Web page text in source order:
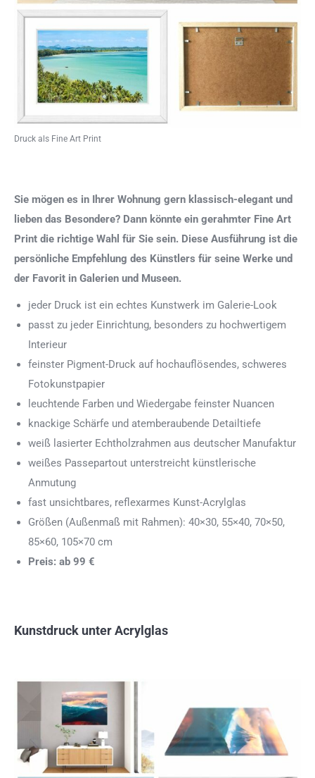
Druck als Fine Art Print
Sie mögen es in Ihrer Wohnung gern klassisch-elegant und
lieben das Besondere? Dann könnte ein gerahmter Fine Art
Print die richtige Wahl für Sie sein. Diese Ausführung ist die
persönliche Empfehlung des Künstlers für seine Werke und
der Favorit in Galerien und Museen.
jeder Druck ist ein echtes Kunstwerk im Galerie-Look
passt zu jeder Einrichtung, besonders zu hochwertigem
Interieur
feinster Pigment-Druck auf hochauflösendes, schweres
Fotokunstpapier
leuchtende Farben und Wiedergabe feinster Nuancen
knackige Schärfe und atemberaubende Detailtiefe
weiß lasierter Echtholzrahmen aus deutscher Manufaktur
weißes Passepartout unterstreicht künstlerische
Anmutung
fast unsichtbares, reflexarmes Kunst-Acrylglas
Größen (Außenmaß mit Rahmen): 40×30, 55×40, 70×50,
85×60, 105×70 cm
Preis: ab 99 €
Kunstdruck unter Acrylglas